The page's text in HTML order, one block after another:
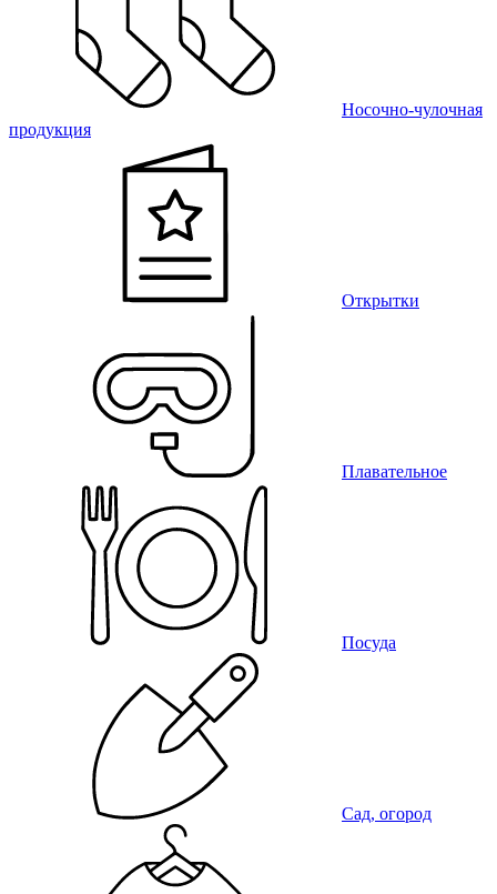
Носочно-чулочная
продукция
Открытки
Плавательное
Посуда
Сад, огород